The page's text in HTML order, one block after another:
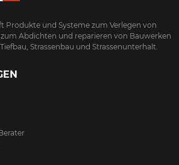
Produkte und Systeme zum Verlegen von
Abdichten und reparieren von Bauwerken
Strassenbau und Strassenunterhalt.